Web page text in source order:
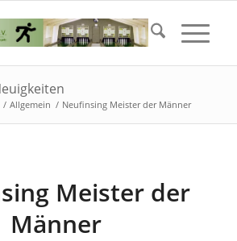
/ Allgemein / Neufinsing Meister der Männer
Meister der
Männer